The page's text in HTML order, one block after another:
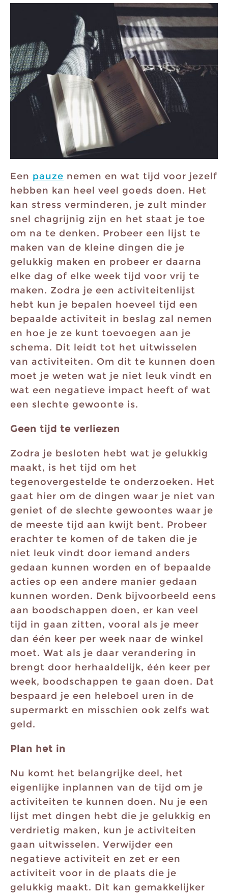
Een pauze nemen en wat tijd voor jezelf
hebben kan heel veel goeds doen. Het
kan stress verminderen, je zult minder
snel chagrijnig zijn en het staat je toe
om na te denken. Probeer een lijst te
maken van de kleine dingen die je
gelukkig maken en probeer er daarna
elke dag of elke week tijd voor vrij te
maken. Zodra je een activiteitenlijst
hebt kun je bepalen hoeveel tijd een
bepaalde activiteit in beslag zal nemen
en hoe je ze kunt toevoegen aan je
schema. Dit leidt tot het uitwisselen
van activiteiten. Om dit te kunnen doen
moet je weten wat je niet leuk vindt en
wat een negatieve impact heeft of wat
een slechte gewoonte is.
Geen tijd te verliezen
Zodra je besloten hebt wat je gelukkig
maakt, is het tijd om het
tegenovergestelde te onderzoeken. Het
gaat hier om de dingen waar je niet van
geniet of de slechte gewoontes waar je
de meeste tijd aan kwijt bent. Probeer
erachter te komen of de taken die je
niet leuk vindt door iemand anders
gedaan kunnen worden en of bepaalde
acties op een andere manier gedaan
kunnen worden. Denk bijvoorbeeld eens
aan boodschappen doen, er kan veel
tijd in gaan zitten, vooral als je meer
dan één keer per week naar de winkel
moet. Wat als je daar verandering in
brengt door herhaaldelijk, één keer per
week, boodschappen te gaan doen. Dat
bespaard je een heleboel uren in de
supermarkt en misschien ook zelfs wat
geld.
Plan het in
Nu komt het belangrijke deel, het
eigenlijke inplannen van de tijd om je
activiteiten te kunnen doen. Nu je een
lijst met dingen hebt die je gelukkig en
verdrietig maken, kun je activiteiten
gaan uitwisselen. Verwijder een
negatieve activiteit en zet er een
activiteit voor in de plaats die je
gelukkig maakt. Dit kan gemakkelijker